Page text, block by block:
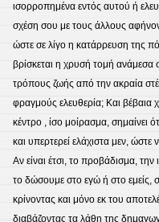
ισορροπημένα εντός αυτού ή
σχέση σου με τους άλλους
ώστε σε λίγο η κατάρρευση της
βρίσκεται η χρυσή τομή ανάμεσα
τρόπους ζωής από την ακραία
φραγμούς ελευθερία; Και βέβαια
κέντρο , ίσο μοίρασμα, σημαίνει
και υπερτερεί ελάχιστα μεν, ώστε
Αν είναι έτσι, το προβάδισμα,
το δώσουμε στο εγώ ή στο εμείς,
κρίνοντας και μόνο εκ του
διαβάζοντας τα λάθη της